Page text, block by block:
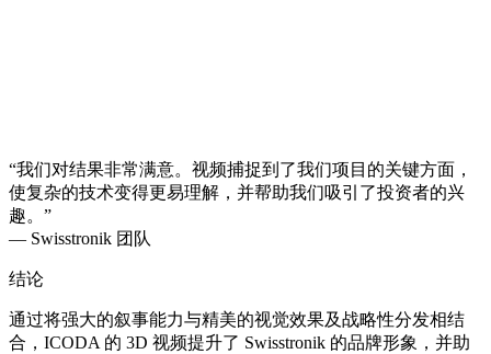
“我们对结果非常满意。视频捕捉到了我们项目的关键方面，
使复杂的技术变得更易理解，并帮助我们吸引了投资者的兴
趣。”
— Swisstronik 团队
结论
通过将强大的叙事能力与精美的视觉效果及战略性分发相结
合，ICODA 的 3D 视频提升了 Swisstronik 的品牌形象，并助